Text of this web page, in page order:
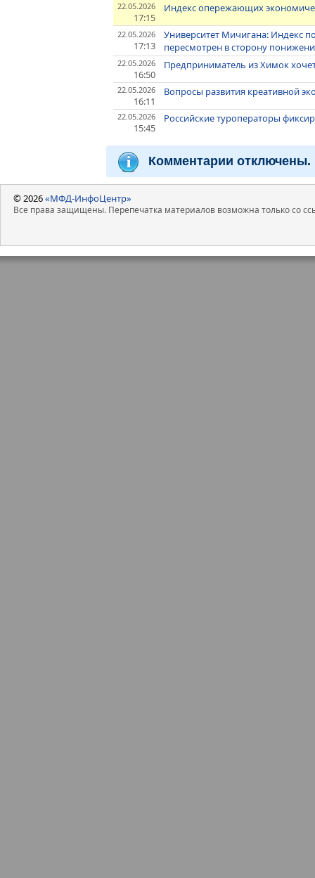
22.05.2026
17:15
Индекс опережающих
22.05.2026
17:13
Университет Мичигана: Индекс
пересмотрен в сторону
22.05.2026
16:50
Предприниматель из Химок
22.05.2026
16:11
Вопросы развития креативной
22.05.2026
15:45
Российские туроператоры
Комментарии отключены.
© 2026«МФД-ИнфоЦентр»
Все права защищены. Перепечатка материалов возможна только со